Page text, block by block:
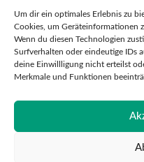
Um dir ein optimales Erlebnis zu
Cookies, um Geräteinformationen
Wenn du diesen Technologien
Surfverhalten oder eindeutige IDs
deine Einwillligung nicht erteilst
Merkmale und Funktionen
+41 (0) 44 728 80 41
© 2026 Max Stäubli AG -